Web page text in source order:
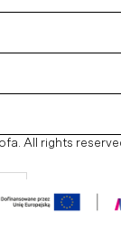
All rights